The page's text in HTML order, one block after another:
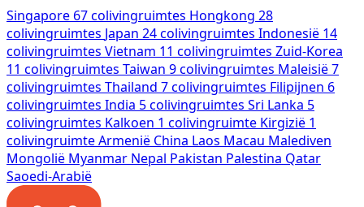
Singapore 67 colivingruimtes Hongkong 28
colivingruimtes Japan 24 colivingruimtes Indonesië 14
colivingruimtes Vietnam 11 colivingruimtes Zuid-Korea
11 colivingruimtes Taiwan 9 colivingruimtes Maleisië7
colivingruimtes Thailand 7 colivingruimtes Filipijnen 6
colivingruimtes India 5 colivingruimtes Sri Lanka 5
colivingruimtes Kalkoen 1 colivingruimte Kirgizië 1
colivingruimteArmenië China Laos Macau Malediven
Mongolië Myanmar Nepal Pakistan Palestina Qatar
Saoedi-Arabië